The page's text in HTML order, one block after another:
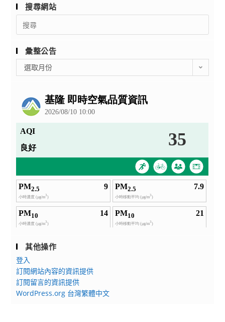
搜尋網站
Search
for:
彙整公告
整
選取月份
其他操作
登入
訂閱網站內容的資訊提供
訂閱留言的資訊提供
WordPress.org 台灣繁體中文